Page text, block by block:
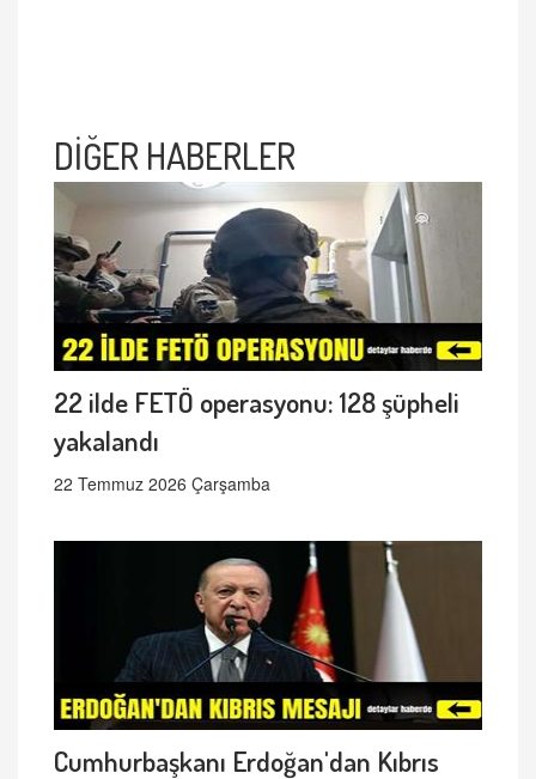
DİĞER HABERLER
22 ilde FETÖ operasyonu: 128 şüpheli
yakalandı
22 Temmuz 2026 Çarşamba
Cumhurbaşkanı Erdoğan'dan Kıbrıs